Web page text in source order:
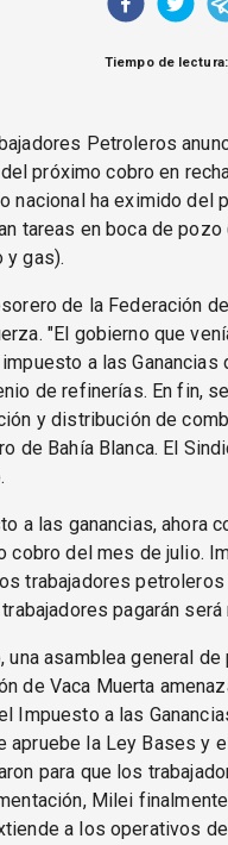
Tiempo de
Petroleros
próximo cobro en
nacional ha eximido
tareas en boca de
y gas).
de la Federación
"El gobierno que
a las
de refinerías. En fin,
y distribución de
de Bahía Blanca. El
a las ganancias, ahora
cobro del mes de julio.
trabajadores
pagarán
una asamblea general
de Vaca Muerta
Impuesto a las
apruebe la Ley Bases y
para que los
Milei
a los operativos